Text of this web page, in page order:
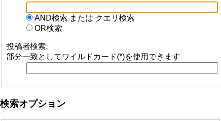
AND検索 または クエリ検索
OR検索
投稿者検索:
部分一致としてワイルドカード(*)を使用できます
検索オプション